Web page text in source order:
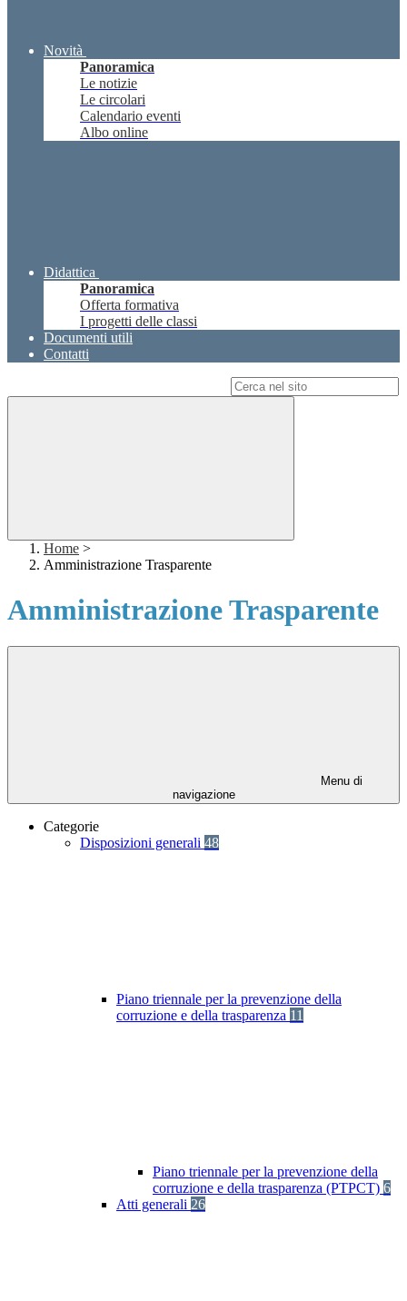
Novità
Panoramica
Le notizie
Le circolari
Calendario eventi
Albo online
Didattica
Panoramica
Offerta formativa
I progetti delle classi
Documenti utili
Contatti
Home >
Amministrazione Trasparente
Amministrazione Trasparente
Menu di
navigazione
Categorie
Disposizioni generali 48
Piano triennale per la prevenzione della
corruzione e della trasparenza 11
Piano triennale per la prevenzione della
corruzione e della trasparenza (PTPCT) 6
Atti generali 26